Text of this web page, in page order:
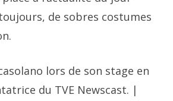
de sobres costumes
lors de son stage en
du TVE Newscast. |